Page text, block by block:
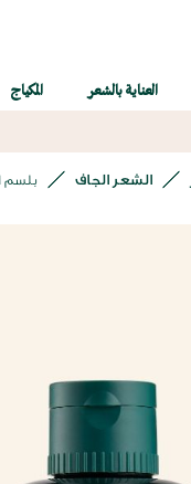
العناية بالشعر المكياج
الشعر الجاف بلسم